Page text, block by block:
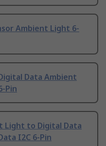
Ambient Light 6-
Data Ambient
Pin
Light to Digital Data
I2C 6-Pin